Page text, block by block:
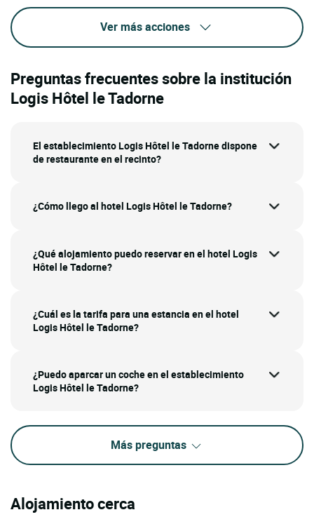
Ver más acciones
Preguntas frecuentes sobre la institución
Logis Hôtel le Tadorne
El establecimiento Logis Hôtel le Tadorne dispone
de restaurante en el recinto?
¿Cómo llego al hotel Logis Hôtel le Tadorne?
¿Qué alojamiento puedo reservar en el hotel Logis
Hôtel le Tadorne?
¿Cuál es la tarifa para una estancia en el hotel
Logis Hôtel le Tadorne?
¿Puedo aparcar un coche en el establecimiento
Logis Hôtel le Tadorne?
Más preguntas
Alojamiento cerca